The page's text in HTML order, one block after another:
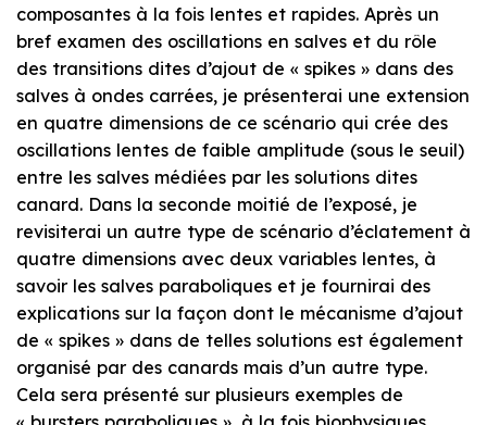
composantes à la fois lentes et rapides. Après un
bref examen des oscillations en salves et du rôle
des transitions dites d’ajout de « spikes » dans des
salves à ondes carrées, je présenterai une extension
en quatre dimensions de ce scénario qui crée des
oscillations lentes de faible amplitude (sous le seuil)
entre les salves médiées par les solutions dites
canard. Dans la seconde moitié de l’exposé, je
revisiterai un autre type de scénario d’éclatement à
quatre dimensions avec deux variables lentes, à
savoir les salves paraboliques et je fournirai des
explications sur la façon dont le mécanisme d’ajout
de « spikes » dans de telles solutions est également
organisé par des canards mais d’un autre type.
Cela sera présenté sur plusieurs exemples de